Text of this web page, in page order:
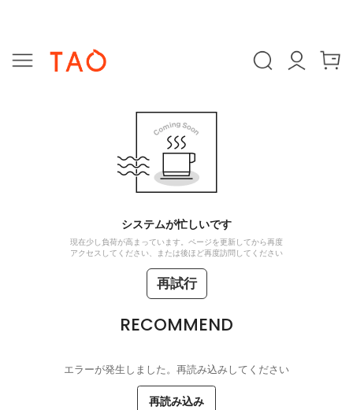
システムが忙しいです
現在少し負荷が高まっています。ページを更新してから再度
アクセスしてください、または後ほど再度訪問してください
再試行
RECOMMEND
エラーが発生しました。再読み込みしてください
再読み込み